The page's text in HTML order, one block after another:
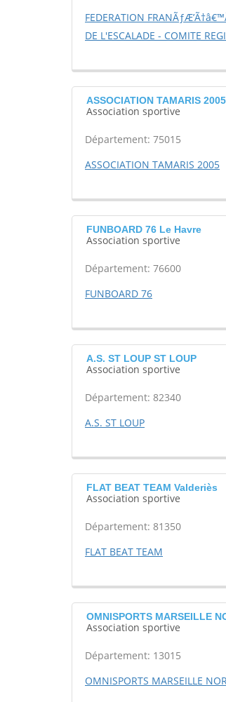
FEDERATION
DE L'ESCALADE - COMITE
ASSOCIATION TAMARIS
Association sportive
Département: 75015
ASSOCIATION TAMARIS 2005
FUNBOARD 76 Le Havre
Association sportive
Département: 76600
FUNBOARD 76
A.S. ST LOUP ST LOUP
Association sportive
Département: 82340
A.S. ST LOUP
FLAT BEAT TEAM Valderiès
Association sportive
Département: 81350
FLAT BEAT TEAM
OMNISPORTS MARSEILLE
Association sportive
Département: 13015
OMNISPORTS MARSEILLE